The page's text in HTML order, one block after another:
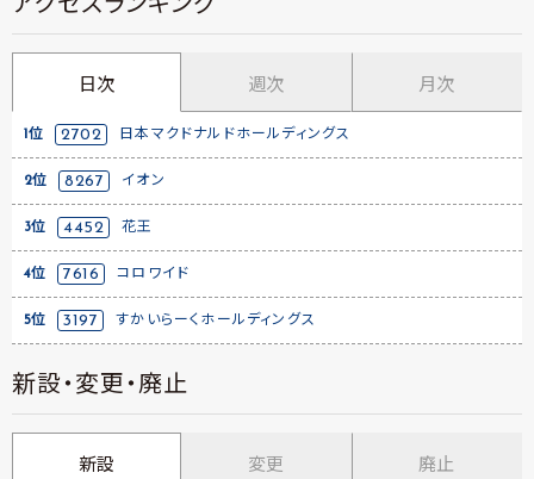
アクセスランキング
日次 週次 月次
1位 2702 日本マクドナルドホールディングス
2位 8267 イオン
3位 4452 花王
4位 7616 コロワイド
5位 3197 すかいらーくホールディングス
新設・変更・廃止
新設 変更 廃止